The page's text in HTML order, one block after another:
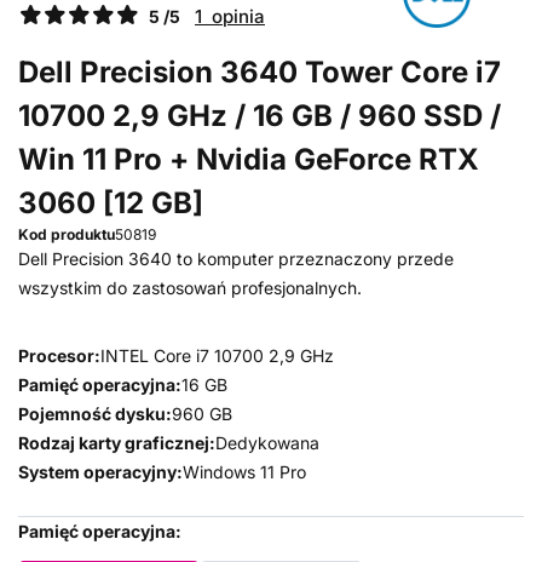
5 /5 1 opinia
Dell Precision 3640 Tower Core i7
10700 2,9 GHz / 16 GB / 960 SSD /
Win 11 Pro + Nvidia GeForce RTX
3060 [12 GB]
Kod produktu50819
Dell Precision 3640 to komputer przeznaczony przede
wszystkim do zastosowań profesjonalnych.
Procesor:INTEL Core i7 10700 2,9 GHz
Pamięć operacyjna:16 GB
Pojemność dysku:960 GB
Rodzaj karty graficznej:Dedykowana
System operacyjny:Windows 11 Pro
Pamięć operacyjna